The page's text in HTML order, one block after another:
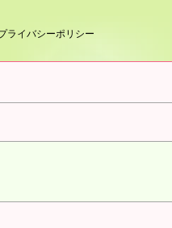
ライバシーポリシー